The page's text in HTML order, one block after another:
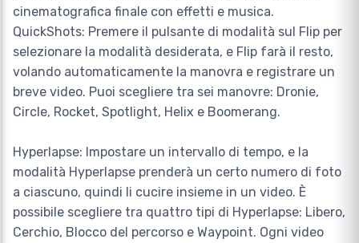
cinematografica finale con effetti e musica.
QuickShots: Premere il pulsante di modalità sul Flip per
selezionare la modalità desiderata, e Flip farà il resto,
volando automaticamente la manovra e registrare un
breve video. Puoi scegliere tra sei manovre: Dronie,
Circle, Rocket, Spotlight, Helix e Boomerang.
Hyperlapse: Impostare un intervallo di tempo, e la
modalità Hyperlapse prenderà un certo numero di foto
a ciascuno, quindi li cucire insieme in un video. È
possibile scegliere tra quattro tipi di Hyperlapse: Libero,
Cerchio, Blocco del percorso e Waypoint. Ogni video